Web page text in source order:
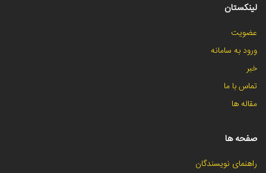
لینکستان
عضویت
ورود به سامانه
خبر
تماس با ما
مقاله ها
صفحه ها
راهنمای نویسندگان